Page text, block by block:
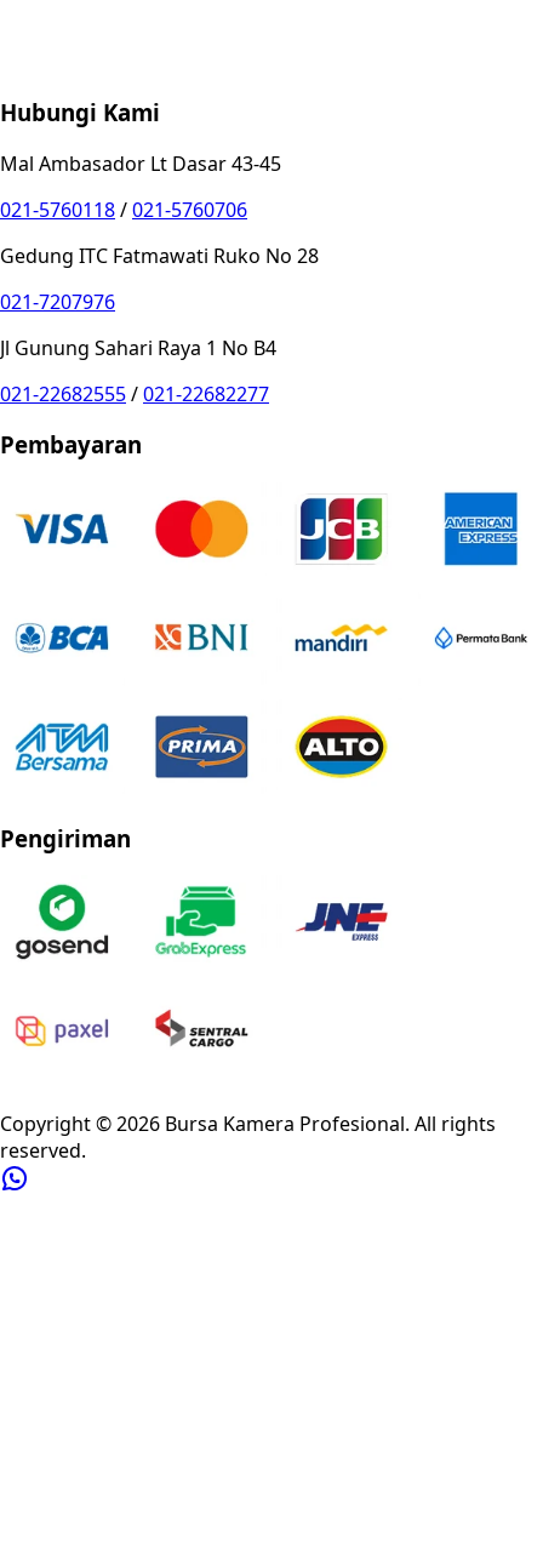
Hubungi Kami
Mal Ambasador Lt Dasar 43-45
021-5760118/021-5760706
Gedung ITC Fatmawati Ruko No 28
021-7207976
Jl Gunung Sahari Raya 1 No B4
021-22682555/021-22682277
Pembayaran
Pengiriman
Copyright ©2026 Bursa Kamera Profesional. All rights
reserved.